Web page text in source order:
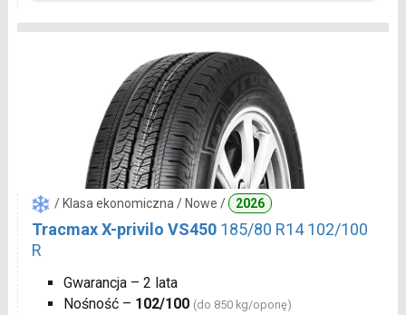
/ Klasa ekonomiczna / Nowe / 2026
Tracmax X-privilo VS450 185/80 R14 102/100
R
Gwarancja – 2 lata
Nośność – 102/100 (do 850 kg/oponę)